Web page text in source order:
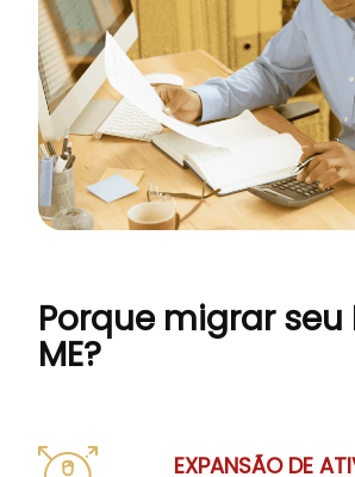
Porque migrar seu
ME?
EXPANSÃO DE